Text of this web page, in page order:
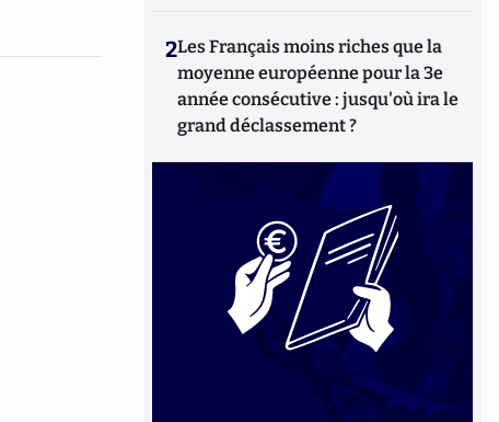
2Les Français moins riches que la
moyenne européenne pour la 3e
année consécutive : jusqu'où ira le
grand déclassement ?